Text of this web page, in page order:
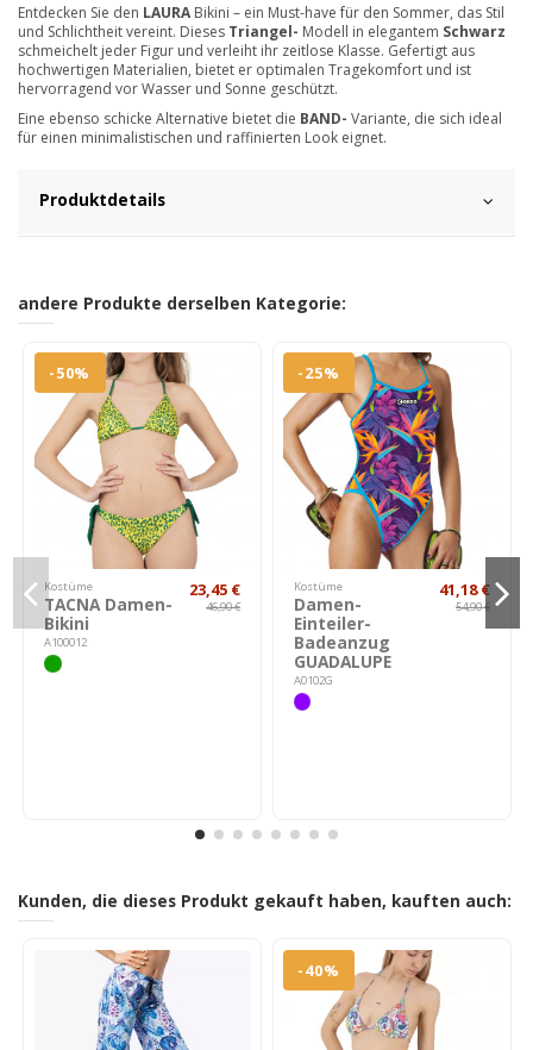
Entdecken Sie den LAURA Bikini – ein Must-have für den Sommer, das Stil
und Schlichtheit vereint. Dieses Triangel- Modell in elegantem Schwarz
schmeichelt jeder Figur und verleiht ihr zeitlose Klasse. Gefertigt aus
hochwertigen Materialien, bietet er optimalen Tragekomfort und ist
hervorragend vor Wasser und Sonne geschützt.
Eine ebenso schicke Alternative bietet die BAND- Variante, die sich ideal
für einen minimalistischen und raffinierten Look eignet.
Produktdetails
andere Produkte derselben Kategorie:
-50%
Kostüme
TACNA Damen-
Bikini
A100012
23,45 €
46,90 €
-25%
Kostüme
Damen-
Einteiler-
Badeanzug
GUADALUPE
A0102G
41,18 €
54,90 €
Kunden, die dieses Produkt gekauft haben, kauften auch:
-40%